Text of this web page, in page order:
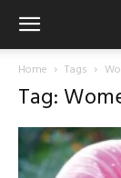
Home Tags
Tag: